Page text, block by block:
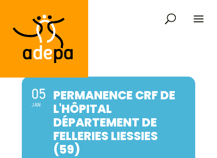
05
JAN
PERMANENCE CRF DE
L'HÔPITAL
DÉPARTEMENT DE
FELLERIES LIESSIES
(59)